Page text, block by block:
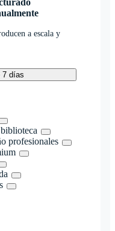
a escala y
7 días
profesionales